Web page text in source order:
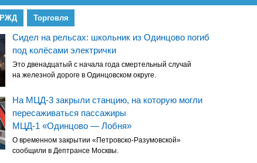
РЖД Торговля
Сидел на рельсах: школьник из Одинцово погиб
под колёсами электрички
Это двенадцатый с начала года смертельный случай
на железной дороге в Одинцовском округе.
На МЦД-3 закрыли станцию, на которую могли
пересаживаться пассажиры
МЦД-1 «Одинцово — Лобня»
О временном закрытии «Петровско-Разумовской»
сообщили в Дептрансе Москвы.